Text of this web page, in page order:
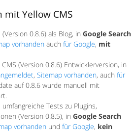
Yellow CMS
(Version 0.8.6) als Blog, inGoogle Search
vorhanden auchfür Google, mit
CMS (Version 0.8.6) Entwicklerversion, in
,Sitemap vorhanden, auchfür
auf 0.8.6 wurde manuell mit
umfangreiche Tests zu Plugins,
(Version 0.8.5), inGoogle Search
vorhanden undfür Google, kein